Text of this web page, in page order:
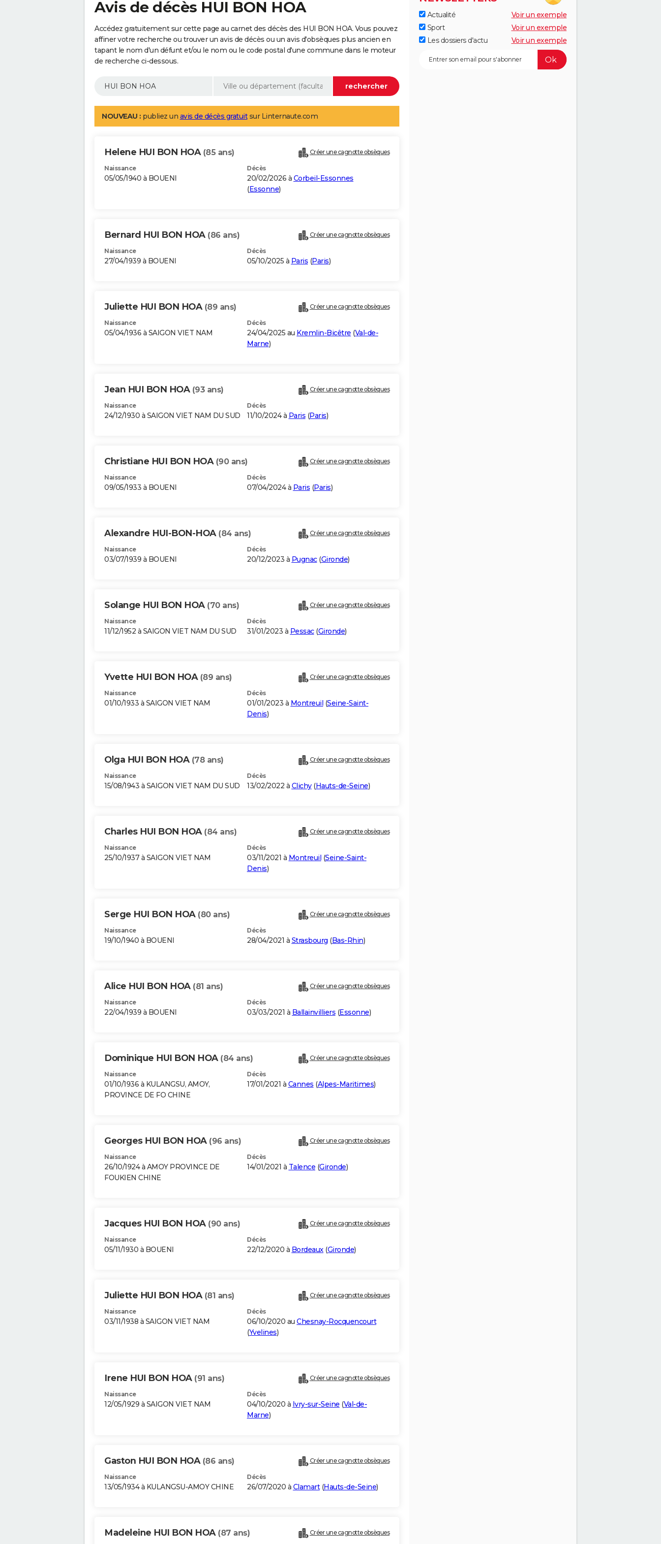
Avis de décès HUI BON HOA
Accédez gratuitement sur cette page au carnet des décès des HUI BON HOA. Vous pouvez
affiner votre recherche ou trouver un avis de décès ou un avis d'obsèques plus ancien en
tapant le nom d'un défunt et/ou le nom ou le code postal d'une commune dans le moteur
de recherche ci-dessous.
NOUVEAU : publiez un avis de décès gratuitsur Linternaute.com
Helene HUI BON HOA (85 ans) Créer une cagnotte obsèques
Naissance
05/05/1940 à BOUENI
Décès
20/02/2026 à Corbeil-Essonnes
(Essonne)
Bernard HUI BON HOA (86 ans) Créer une cagnotte obsèques
Naissance
27/04/1939 à BOUENI
Décès
05/10/2025 à Paris (Paris)
Juliette HUI BON HOA (89 ans) Créer une cagnotte obsèques
Naissance
05/04/1936 à SAIGON VIET NAM
Décès
24/04/2025 au Kremlin-Bicêtre (Val-de-
Marne)
Jean HUI BON HOA (93 ans) Créer une cagnotte obsèques
Naissance
24/12/1930 à SAIGON VIET NAM DU SUD
Décès
11/10/2024 à Paris (Paris)
Christiane HUI BON HOA (90 ans) Créer une cagnotte obsèques
Naissance
09/05/1933 à BOUENI
Décès
07/04/2024 à Paris (Paris)
Alexandre HUI-BON-HOA (84 ans) Créer une cagnotte obsèques
Naissance
03/07/1939 à BOUENI
Décès
20/12/2023 à Pugnac(Gironde)
Solange HUI BON HOA (70 ans) Créer une cagnotte obsèques
Naissance
11/12/1952 à SAIGON VIET NAM DU SUD
Décès
31/01/2023 à Pessac(Gironde)
Yvette HUI BON HOA (89 ans) Créer une cagnotte obsèques
Naissance
01/10/1933 à SAIGON VIET NAM
Décès
01/01/2023 à Montreuil (Seine-Saint-
Denis)
Olga HUI BON HOA (78 ans) Créer une cagnotte obsèques
Naissance
15/08/1943 à SAIGON VIET NAM DU SUD
Décès
13/02/2022 à Clichy(Hauts-de-Seine)
Charles HUI BON HOA (84 ans) Créer une cagnotte obsèques
Naissance
25/10/1937 à SAIGON VIET NAM
Décès
03/11/2021 à Montreuil (Seine-Saint-
Denis)
Serge HUI BON HOA (80 ans) Créer une cagnotte obsèques
Naissance
19/10/1940 à BOUENI
Décès
28/04/2021 à Strasbourg (Bas-Rhin)
Alice HUI BON HOA (81 ans) Créer une cagnotte obsèques
Naissance
22/04/1939 à BOUENI
Décès
03/03/2021 à Ballainvilliers (Essonne)
Dominique HUI BON HOA (84 ans) Créer une cagnotte obsèques
Naissance
01/10/1936 à KULANGSU, AMOY,
PROVINCE DE FO CHINE
Décès
17/01/2021 à Cannes (Alpes-Maritimes)
Georges HUI BON HOA (96 ans) Créer une cagnotte obsèques
Naissance
26/10/1924 à AMOY PROVINCE DE
FOUKIEN CHINE
Décès
14/01/2021 à Talence (Gironde)
Jacques HUI BON HOA (90 ans) Créer une cagnotte obsèques
Naissance
05/11/1930 à BOUENI
Décès
22/12/2020 à Bordeaux(Gironde)
Juliette HUI BON HOA (81 ans) Créer une cagnotte obsèques
Naissance
03/11/1938 à SAIGON VIET NAM
Décès
06/10/2020 au Chesnay-Rocquencourt
(Yvelines)
Irene HUI BON HOA (91 ans) Créer une cagnotte obsèques
Naissance
12/05/1929 à SAIGON VIET NAM
Décès
04/10/2020 à Ivry-sur-Seine (Val-de-
Marne)
Gaston HUI BON HOA (86 ans) Créer une cagnotte obsèques
Naissance
13/05/1934 à KULANGSU-AMOY CHINE
Décès
26/07/2020 à Clamart(Hauts-de-Seine)
Madeleine HUI BON HOA (87 ans) Créer une cagnotte obsèques
Actualité
Voir un exemple
Sport
Voir un exemple
Les dossiers d'actu
Voir un exemple